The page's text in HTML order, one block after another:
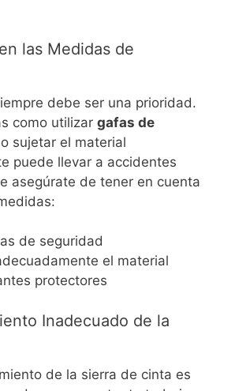
las Medidas de
debe ser una prioridad.
como utilizar gafas de
sujetar el material
puede llevar a accidentes
asegúrate de tener en cuenta
de seguridad
el material
protectores
Inadecuado de la
de la sierra de cinta es